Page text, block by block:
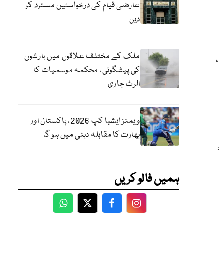
عارضی قیام کی درخواستیں مسترد کر
دیں
ملک کے مختلف علاقوں میں بارشوں
کی پیشگوئی، محکمہ موسمیات کا
الرٹ جاری
ویمنز ایشیا کپ 2026، پاکستان اور
بھارت کا مقابلہ دبئی میں ہو گا
ہمیں فالو کریں
WhatsApp
TwitterFacebookFacebook